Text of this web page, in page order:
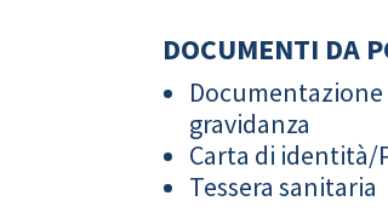
DOCUMENTI DA
gravidanza
Carta di identità/
Tessera sanitaria